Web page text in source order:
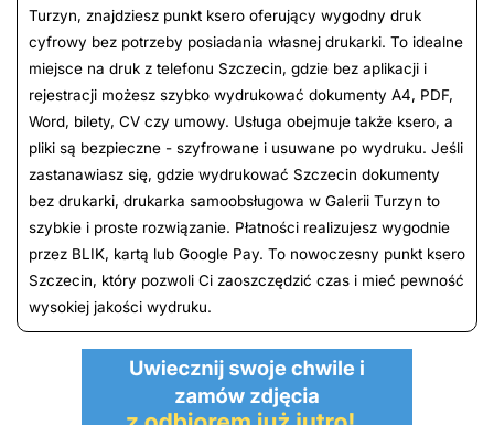
Turzyn, znajdziesz punkt ksero oferujący wygodny druk
cyfrowy bez potrzeby posiadania własnej drukarki. To idealne
miejsce na druk z telefonu Szczecin, gdzie bez aplikacji i
rejestracji możesz szybko wydrukować dokumenty A4, PDF,
Word, bilety, CV czy umowy. Usługa obejmuje także ksero, a
pliki są bezpieczne - szyfrowane i usuwane po wydruku. Jeśli
zastanawiasz się, gdzie wydrukować Szczecin dokumenty
bez drukarki, drukarka samoobsługowa w Galerii Turzyn to
szybkie i proste rozwiązanie. Płatności realizujesz wygodnie
przez BLIK, kartą lub Google Pay. To nowoczesny punkt ksero
Szczecin, który pozwoli Ci zaoszczędzić czas i mieć pewność
wysokiej jakości wydruku.